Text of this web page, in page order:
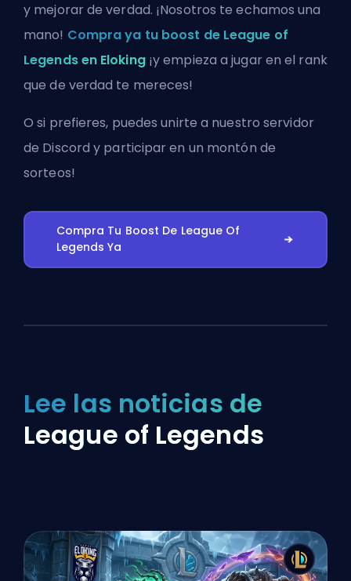
y mejorar de verdad. ¡Nosotros te echamos una
mano! Compra ya tu boost de League of
Legends en Eloking¡y empieza a jugar en el rank
que de verdad te mereces!
O si prefieres, puedesunirte a nuestro servidor
de Discord y participar en un montón de
sorteos!
Compra Tu Boost De League Of
Legends Ya
Lee las noticias de
League of Legends